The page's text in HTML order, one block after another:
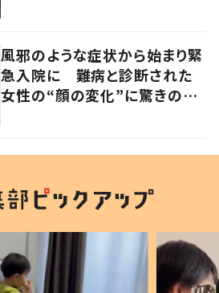
聞いた
風邪のような症状から始まり緊
急入院に 難病と診断された
女性の“顔の変化”に驚きの